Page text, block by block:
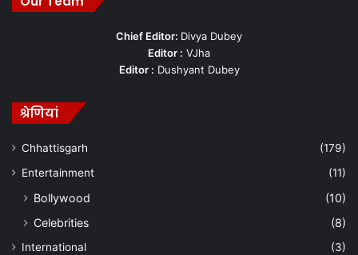
Chief Editor: Divya Dubey
Editor : VJha
Editor : Dushyant Dubey
श्रेणियां
Chhattisgarh
(179)
Entertainment
(11)
Bollywood
(10)
Celebrities
(8)
International
(3)